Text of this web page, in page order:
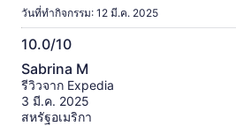
วันที่ทำกิจกรรม: 12 มี.ค. 2025
10.0/10
10.0
จาก
10
Sabrina M
รีวิวจาก Expedia
3 มี.ค. 2025
สหรัฐอเมริกา